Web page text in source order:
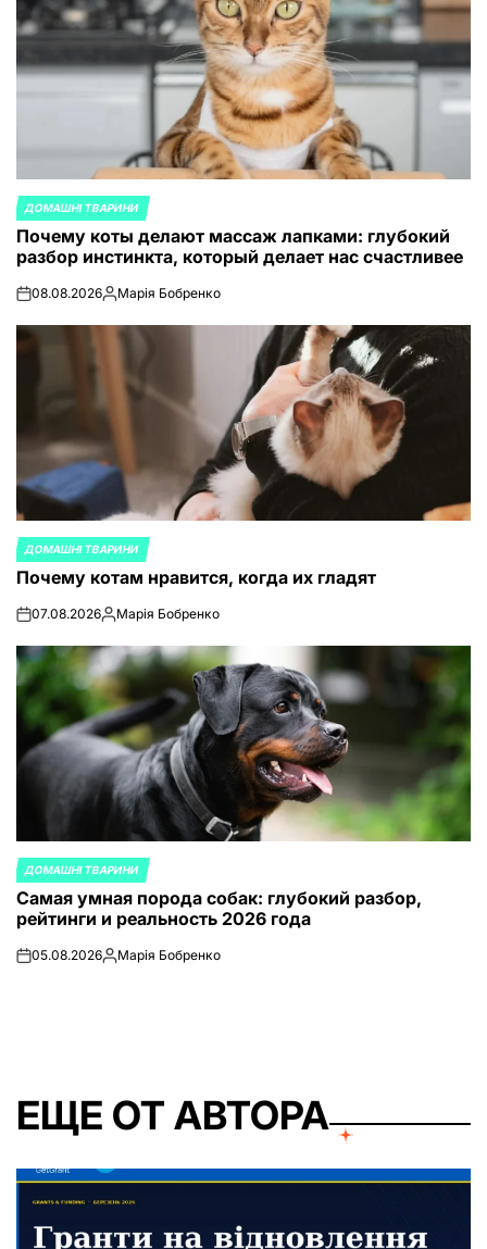
ОПУБЛИКОВАНО
В
ДОМАШНІ ТВАРИНИ
Почему коты делают массаж лапками: глубокий
разбор инстинкта, который делает нас счастливее
on08.08.2026Запись
Марія Бобренко
ОПУБЛИКОВАНО
В
ДОМАШНІ ТВАРИНИ
Почему котам нравится, когда их гладят
on07.08.2026Запись
Марія Бобренко
ОПУБЛИКОВАНО
В
ДОМАШНІ ТВАРИНИ
Самая умная порода собак: глубокий разбор,
рейтинги и реальность 2026 года
on05.08.2026Запись
Марія Бобренко
ЕЩЕ ОТ АВТОРА